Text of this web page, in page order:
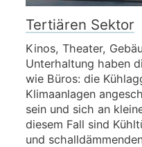
Tertiären Sektor
Kinos, Theater,
Unterhaltung haben
wie Büros: die
Klimaanlagen
sein und sich an
diesem Fall sind
und